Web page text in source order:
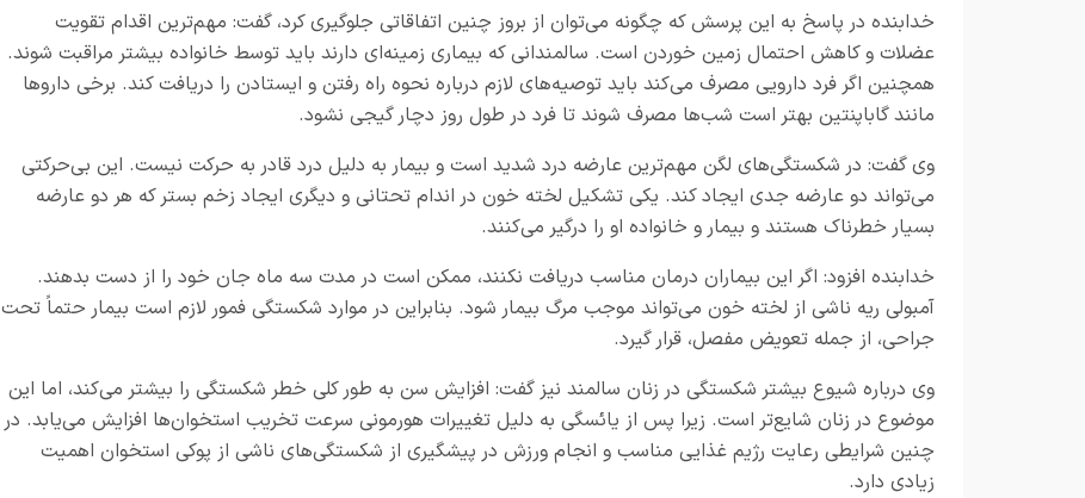
خدابنده در پاسخ به این پرسش که چگونه می‌توان از بروز چنین اتفاقاتی جلوگیری کرد، گفت: مهم‌ترین اقدام تقویت
عضلات و کاهش احتمال زمین خوردن است. سالمندانی که بیماری زمینه‌ای دارند باید توسط خانواده بیشتر مراقبت شوند.
همچنین اگر فرد دارویی مصرف می‌کند باید توصیه‌های لازم درباره نحوه راه رفتن و ایستادن را دریافت کند. برخی داروها
مانند گاباپنتین بهتر است شب‌ها مصرف شوند تا فرد در طول روز دچار گیجی نشود.
وی گفت: در شکستگی‌های لگن مهم‌ترین عارضه درد شدید است و بیمار به دلیل درد قادر به حرکت نیست. این بی‌حرکتی
می‌تواند دو عارضه جدی ایجاد کند. یکی تشکیل لخته خون در اندام تحتانی و دیگری ایجاد زخم بستر که هر دو عارضه
بسیار خطرناک هستند و بیمار و خانواده او را درگیر می‌کنند.
خدابنده افزود: اگر این بیماران درمان مناسب دریافت نکنند، ممکن است در مدت سه ماه جان خود را از دست بدهند.
آمبولی ریه ناشی از لخته خون می‌تواند موجب مرگ بیمار شود. بنابراین در موارد شکستگی فمور لازم است بیمار حتماً تحت
جراحی، از جمله تعویض مفصل، قرار گیرد.
وی درباره شیوع بیشتر شکستگی در زنان سالمند نیز گفت: افزایش سن به‌ طور کلی خطر شکستگی را بیشتر می‌کند، اما این
موضوع در زنان شایع‌تر است. زیرا پس از یائسگی به دلیل تغییرات هورمونی سرعت تخریب استخوان‌ها افزایش می‌یابد. در
چنین شرایطی رعایت رژیم غذایی مناسب و انجام ورزش در پیشگیری از شکستگی‌های ناشی از پوکی استخوان اهمیت
زیادی دارد.